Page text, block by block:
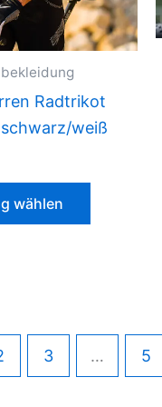
werden
Radtrikot
weiß
wählen
Dieses
Optionen
3 … 5